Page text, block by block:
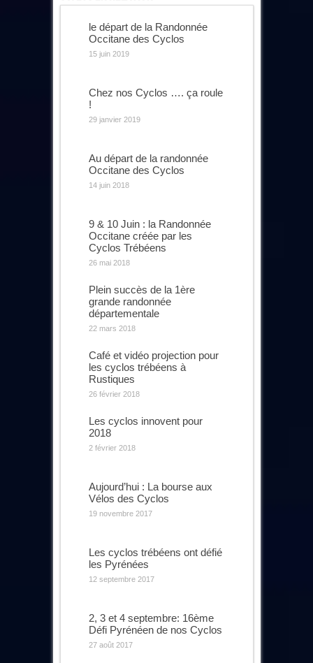
le départ de la Randonnée
Occitane des Cyclos
15 juin 2019
Chez nos Cyclos …. ça roule
!
29 janvier 2019
Au départ de la randonnée
Occitane des Cyclos
14 juin 2018
9 & 10 Juin : la Randonnée
Occitane créée par les
Cyclos Trébéens
26 mai 2018
Plein succès de la 1ère
grande randonnée
départementale
22 mars 2018
Café et vidéo projection pour
les cyclos trébéens à
Rustiques
26 février 2018
Les cyclos innovent pour
2018
2 février 2018
Aujourd’hui : La bourse aux
Vélos des Cyclos
19 novembre 2017
Les cyclos trébéens ont défié
les Pyrénées
12 septembre 2017
2, 3 et 4 septembre: 16ème
Défi Pyrénéen de nos Cyclos
27 août 2017